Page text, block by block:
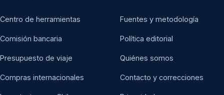
Centro de herramientas
Comisión bancaria
Presupuesto de viaje
Compras internacionales
Fuentes y metodología
Política editorial
Quiénes somos
Contacto y correcciones